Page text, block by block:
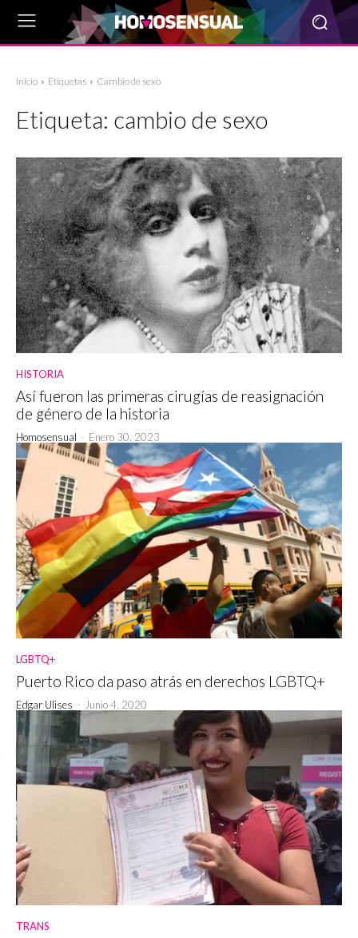
Inicio Etiquetas Cambio de sexo
Etiqueta: cambio de sexo
HISTORIA
Así fueron las primeras cirugías de reasignación
de género de la historia
Homosensual - Enero 30, 2023
LGBTQ+
Puerto Rico da paso atrás en derechos LGBTQ+
Edgar Ulises - Junio 4, 2020
TRANS